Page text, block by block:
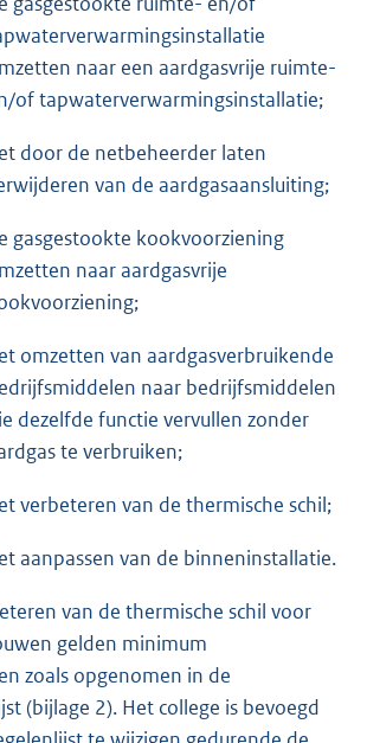
naar een aardgasvrije ruimte-
of tapwaterverwarmingsinstallatie;
door de netbeheerder laten
van de aardgasaansluiting;
gasgestookte kookvoorziening
naar aardgasvrije
omzetten van aardgasverbruikende
naar bedrijfsmiddelen
dezelfde functie vervullen zonder
te verbruiken;
verbeteren van de thermische schil;
aanpassen van de binneninstallatie.
van de thermische schil voor
gelden minimum
zoals opgenomen in de
(bijlage 2). Het college is bevoegd